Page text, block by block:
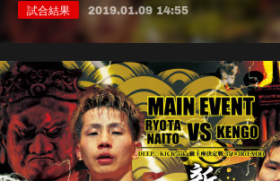
試合結果 2019.01.09 14:55